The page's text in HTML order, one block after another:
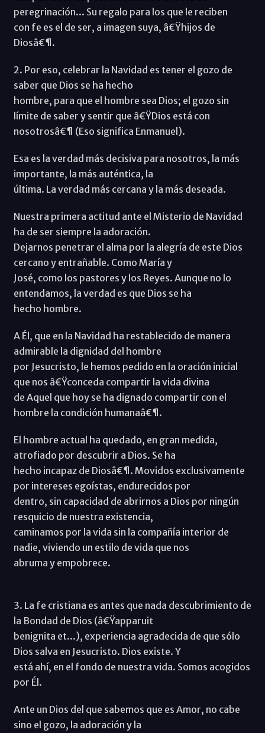
peregrinación... Su regalo para los que le reciben
con fe es el de ser, a imagen suya, â€Ÿhijos de
Diosâ€¶.
2. Por eso, celebrar la Navidad es tener el gozo de
saber que Dios se ha hecho
hombre, para que el hombre sea Dios; el gozo sin
límite de saber y sentir que â€ŸDios está con
nosotrosâ€¶ (Eso significa Enmanuel).
Esa es la verdad más decisiva para nosotros, la más
importante, la más auténtica, la
última. La verdad más cercana y la más deseada.
Nuestra primera actitud ante el Misterio de Navidad
ha de ser siempre la adoración.
Dejarnos penetrar el alma por la alegría de este Dios
cercano y entrañable. Como María y
José, como los pastores y los Reyes. Aunque no lo
entendamos, la verdad es que Dios se ha
hecho hombre.
A Él, que en la Navidad ha restablecido de manera
admirable la dignidad del hombre
por Jesucristo, le hemos pedido en la oración inicial
que nos â€Ÿconceda compartir la vida divina
de Aquel que hoy se ha dignado compartir con el
hombre la condición humanaâ€¶.
El hombre actual ha quedado, en gran medida,
atrofiado por descubrir a Dios. Se ha
hecho incapaz de Diosâ€¶. Movidos exclusivamente
por intereses egoístas, endurecidos por
dentro, sin capacidad de abrirnos a Dios por ningún
resquicio de nuestra existencia,
caminamos por la vida sin la compañía interior de
nadie, viviendo un estilo de vida que nos
abruma y empobrece.
3. La fe cristiana es antes que nada descubrimiento de
la Bondad de Dios (â€Ÿapparuit
benignita et...), experiencia agradecida de que sólo
Dios salva en Jesucristo. Dios existe. Y
está ahí, en el fondo de nuestra vida. Somos acogidos
por Él.
Ante un Dios del que sabemos que es Amor, no cabe
sino el gozo, la adoración y la